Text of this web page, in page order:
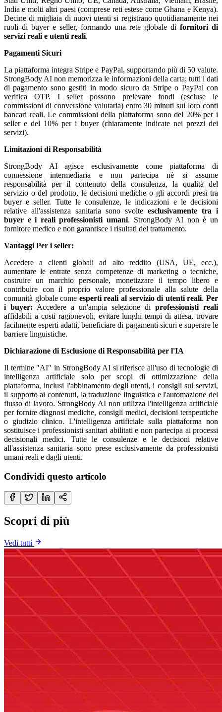
India e molti altri paesi (comprese reti estese come Ghana e Kenya).
Decine di migliaia di nuovi utenti si registrano quotidianamente nei
ruoli di buyer e seller, formando una rete globale di fornitori di
servizi reali e utenti reali.
Pagamenti Sicuri
La piattaforma integra Stripe e PayPal, supportando più di 50 valute.
StrongBody AI non memorizza le informazioni della carta; tutti i dati
di pagamento sono gestiti in modo sicuro da Stripe o PayPal con
verifica OTP. I seller possono prelevare fondi (escluse le
commissioni di conversione valutaria) entro 30 minuti sui loro conti
bancari reali. Le commissioni della piattaforma sono del 20% per i
seller e del 10% per i buyer (chiaramente indicate nei prezzi dei
servizi).
Limitazioni di Responsabilità
StrongBody AI agisce esclusivamente come piattaforma di
connessione intermediaria e non partecipa né si assume
responsabilità per il contenuto della consulenza, la qualità del
servizio o del prodotto, le decisioni mediche o gli accordi presi tra
buyer e seller. Tutte le consulenze, le indicazioni e le decisioni
relative all'assistenza sanitaria sono svolte esclusivamente tra i
buyer e i reali professionisti umani. StrongBody AI non è un
fornitore medico e non garantisce i risultati del trattamento.
Vantaggi Per i seller:
Accedere a clienti globali ad alto reddito (USA, UE, ecc.),
aumentare le entrate senza competenze di marketing o tecniche,
costruire un marchio personale, monetizzare il tempo libero e
contribuire con il proprio valore professionale alla salute della
comunità globale come esperti reali al servizio di utenti reali.Per
i buyer: Accedere a un'ampia selezione di professionisti reali
affidabili a costi ragionevoli, evitare lunghi tempi di attesa, trovare
facilmente esperti adatti, beneficiare di pagamenti sicuri e superare le
barriere linguistiche.
Dichiarazione di Esclusione di Responsabilità per l'IA
Il termine "AI" in StrongBody AI si riferisce all'uso di tecnologie di
intelligenza artificiale solo per scopi di ottimizzazione della
piattaforma, inclusi l'abbinamento degli utenti, i consigli sui servizi,
il supporto ai contenuti, la traduzione linguistica e l'automazione del
flusso di lavoro. StrongBody AI non utilizza l'intelligenza artificiale
per fornire diagnosi mediche, consigli medici, decisioni terapeutiche
o giudizio clinico. L'intelligenza artificiale sulla piattaforma non
sostituisce i professionisti sanitari abilitati e non partecipa ai processi
decisionali medici. Tutte le consulenze e le decisioni relative
all'assistenza sanitaria sono prese esclusivamente da professionisti
umani reali e dagli utenti.
Condividi questo articolo
Scopri di più
Vedi tutti